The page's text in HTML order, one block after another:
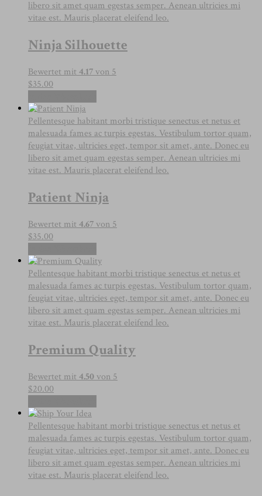
libero sit amet quam egestas semper. Aenean ultricies mi
vitae est. Mauris placerat eleifend leo.
Ninja Silhouette
Bewertet mit 4.17von 5
$35.00
Pellentesque habitant morbi tristique senectus et netus et
malesuada fames ac turpis egestas. Vestibulum tortor quam,
feugiat vitae, ultricies eget, tempor sit amet, ante. Donec eu
libero sit amet quam egestas semper. Aenean ultricies mi
vitae est. Mauris placerat eleifend leo.
Patient Ninja
Bewertet mit 4.67von 5
$35.00
Pellentesque habitant morbi tristique senectus et netus et
malesuada fames ac turpis egestas. Vestibulum tortor quam,
feugiat vitae, ultricies eget, tempor sit amet, ante. Donec eu
libero sit amet quam egestas semper. Aenean ultricies mi
vitae est. Mauris placerat eleifend leo.
Premium Quality
Bewertet mit 4.50von 5
$20.00
Pellentesque habitant morbi tristique senectus et netus et
malesuada fames ac turpis egestas. Vestibulum tortor quam,
feugiat vitae, ultricies eget, tempor sit amet, ante. Donec eu
libero sit amet quam egestas semper. Aenean ultricies mi
vitae est. Mauris placerat eleifend leo.